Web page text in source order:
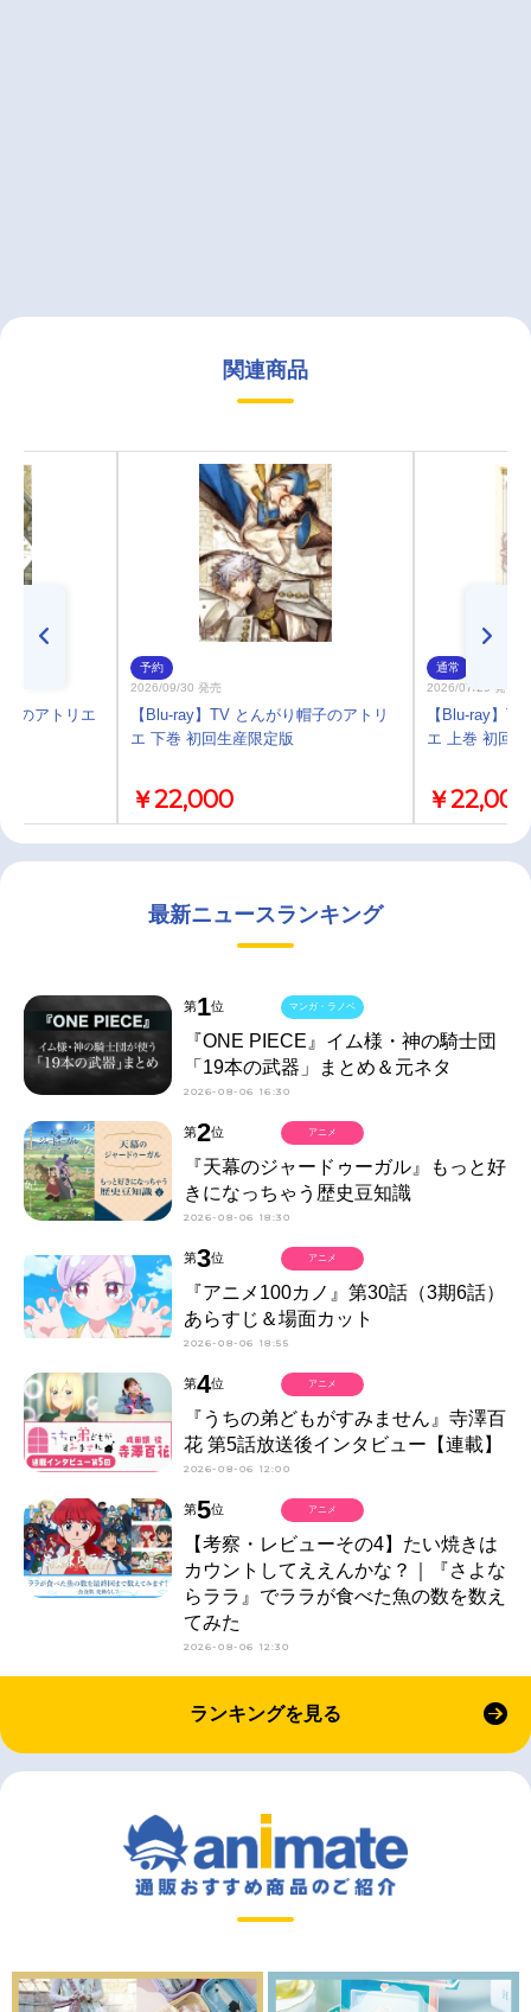
関連商品
のアトリエ
予約
2026/09/30 発売
【Blu-ray】TV とんがり帽子のアトリ
エ 下巻 初回生産限定版
￥22,000
通常
2026/07/29 発売
【Blu-ray】
エ 上巻 初回
￥22,000
最新ニュースランキング
第1位
『ONE PIECE』イム様・神の騎士団
「19本の武器」まとめ＆元ネタ
2026-08-06 16:30
マンガ・ラノベ
第2位
『天幕のジャードゥーガル』もっと好
きになっちゃう歴史豆知識
2026-08-06 18:30
アニメ
第3位
『アニメ100カノ』第30話（3期6話）
あらすじ＆場面カット
2026-08-06 18:55
アニメ
第4位
『うちの弟どもがすみません』寺澤百
花 第5話放送後インタビュー【連載】
2026-08-06 12:00
アニメ
第5位
【考察・レビューその4】たい焼きは
カウントしてええんかな？｜『さよな
らララ』でララが食べた魚の数を数え
てみた
2026-08-06 12:30
アニメ
ランキングを見る